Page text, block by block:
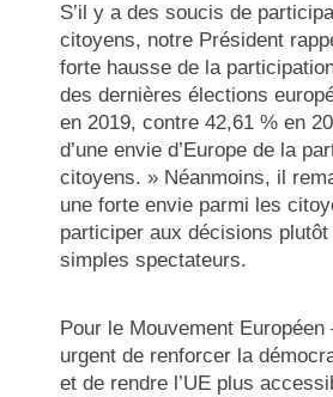
S’il y a des soucis de
citoyens, notre Président
forte hausse de la
des dernières élections
en 2019, contre 42,61 % en
d’une envie d’Europe de la
citoyens. » Néanmoins, il
une forte envie parmi les
participer aux décisions plutôt
simples spectateurs.
Pour le Mouvement
urgent de renforcer la
et de rendre l’UE plus